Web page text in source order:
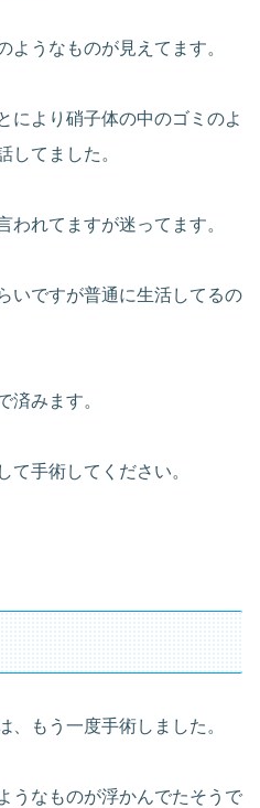
ようなものが見えてます。
により硝子体の中のゴミのよ
してました。
われてますが迷ってます。
いですが普通に生活してるの
済みます。
て手術してください。
、もう一度手術しました。
うなものが浮かんでたそうで